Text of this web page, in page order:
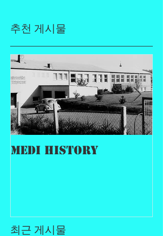
추천 게시물
MEDI History
최근 게시물